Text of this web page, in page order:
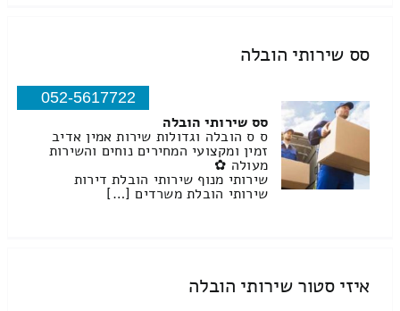
סס שירותי הובלה
052-5617722
סס שירותי הובלה
ס ס הובלה וגדולות שירות אמין אדיב
זמין ומקצועי המחירים נוחים והשירות
מעולה ✿
שירותי מנוף שירותי הובלת דירות
שירותי הובלת משרדים […]
איזי סטור שירותי הובלה